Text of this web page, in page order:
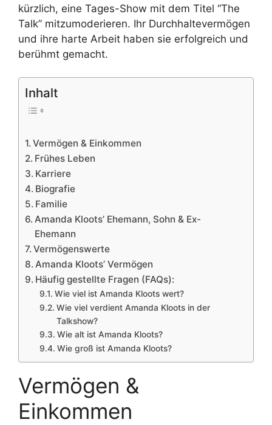
kürzlich, eine Tages-Show mit dem Titel “The
Talk” mitzumoderieren. Ihr Durchhaltevermögen
und ihre harte Arbeit haben sie erfolgreich und
berühmt gemacht.
Inhalt
Vermögen & Einkommen
Frühes Leben
Karriere
Biografie
Familie
Amanda Kloots’ Ehemann, Sohn & Ex-
Ehemann
Vermögenswerte
Amanda Kloots’ Vermögen
Häufig gestellte Fragen (FAQs):
Wie viel ist Amanda Kloots wert?
Wie viel verdient Amanda Kloots in der
Talkshow?
Wie alt ist Amanda Kloots?
Wie groß ist Amanda Kloots?
Vermögen &
Einkommen